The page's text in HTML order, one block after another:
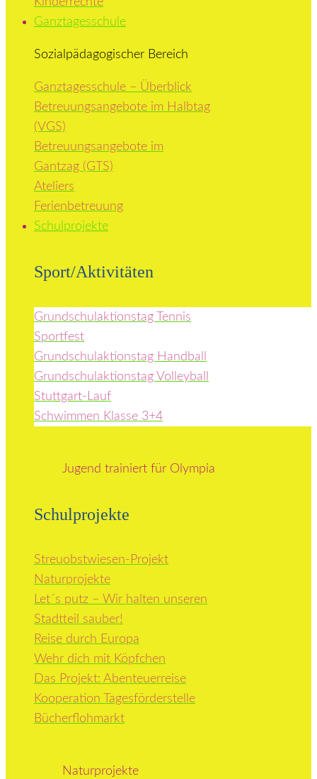
Ganztagesschule
Sozialpädagogischer Bereich
Ganztagesschule – Überblick
Betreuungsangebote im Halbtag
(VGS)
Betreuungsangebote im
Gantzag (GTS)
Ateliers
Ferienbetreuung
Schulprojekte
Sport/Aktivitäten
Grundschulaktionstag Tennis
Sportfest
Grundschulaktionstag Handball
Grundschulaktionstag Volleyball
Stuttgart-Lauf
Schwimmen Klasse 3+4
Jugend trainiert für Olympia
Schulprojekte
Streuobstwiesen-Projekt
Naturprojekte
Let´s putz – Wir halten unseren
Stadtteil sauber!
Reise durch Europa
Wehr dich mit Köpfchen
Das Projekt: Abenteuerreise
Kooperation Tagesförderstelle
Bücherflohmarkt
Naturprojekte